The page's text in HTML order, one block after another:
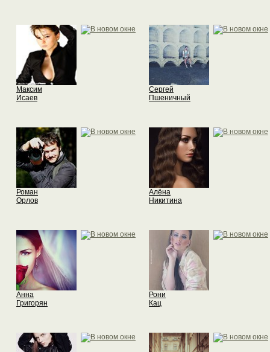
Максим
Исаев
Сергей
Пшеничный
Роман
Орлов
Алёна
Никитина
Анна
Григорян
Рони
Кац